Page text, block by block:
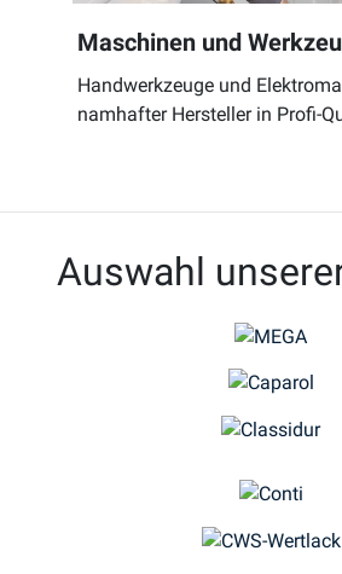
Maschinen und
Handwerkzeuge und
namhafter Hersteller in Profi-
Auswahl